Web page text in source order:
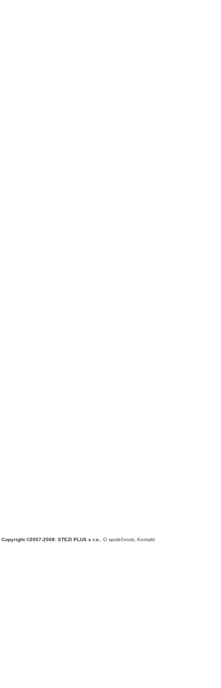
Copyright ©2007-2008: STEZI PLUS s r.o. O společnosti Kontakt